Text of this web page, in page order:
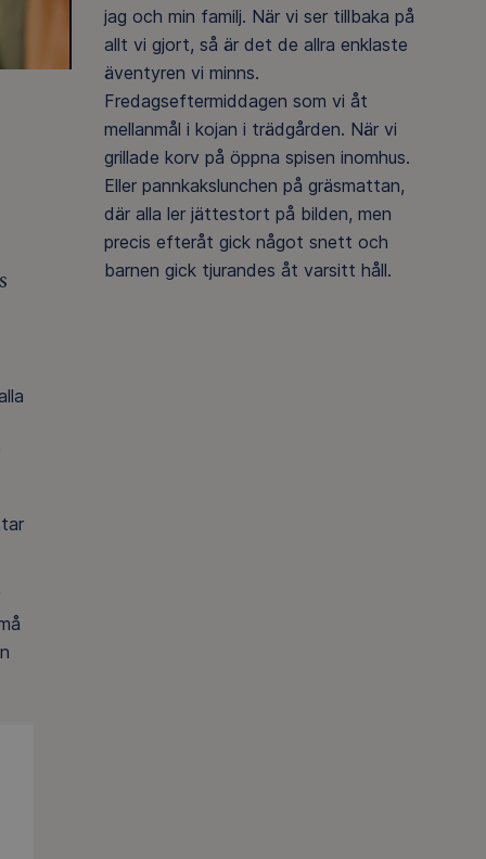
jag och min familj. När vi ser tillbaka på
allt vi gjort, så är det de allra enklaste
äventyren vi minns.
Fredagseftermiddagen som vi åt
mellanmål i kojan i trädgården. När vi
grillade korv på öppna spisen inomhus.
Eller pannkakslunchen på gräsmattan,
där alla ler jättestort på bilden, men
precis efteråt gick något snett och
barnen gick tjurandes åt varsitt håll.